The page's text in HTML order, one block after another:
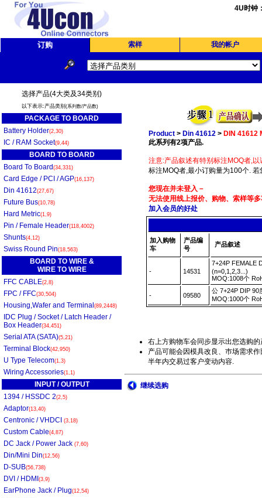
4U时钟
订购 索样 我的帐户
选择产品(4大类及34类别)
以下表示:产品类别 (系列数/产品数)
PACKAGE TO BOARD
Battery Holder(2,30)
IC / RAM Socket(9,44)
BOARD TO BOARD
Board To Board (34,331)
Card Edge / PCI / AGP(16,137)
Din 41612(27,67)
Future Bus(10,78)
Hard Metric(1,9)
Pin / Female Header(118,4002)
Shunts(4,12)
Swiss Round Pin(18,563)
BOARD TO WIRE &
WIRE TO WIRE
FFC CABLE(2,8)
FPC / FFC(30,504)
Housing,Wafer and Terminal (89,2448)
IDC Plug / Socket / Latch Header /
Box Header(34,451)
Serial ATA (SATA)(5,21)
Terminal Block(42,950)
U Type Telecom(1,3)
Wiring Accessories(1,1)
INPUT / OUTPUT
1394 / HSSDC 2(2,5)
Adaptor(13,40)
Centronic / VHDCI (3,18)
Custom Cable(4,87)
DC Jack / Power Jack (7,60)
Din/Mini Din(12,56)
D-SUB(56,738)
DVI / HDMI (3,9)
EarPhone Jack / Plug(12,54)
Product > Din 41612 > DIN 41612
此系列有2项产品.
注意:产品叙述有特别标注MOQ者,
标注MOQ者,最小订购量为100个.
您现在并未登入－
无法使用线上报价、购物、索样等
加入会员的好处
加入购物
车
产品编
号
产品叙述
- 14531
7+24P FEMALE
(n=0,1,2,3...)
MOQ:1008个
- 09580
公 7+24P DIP 90
MOQ:1000个
右上方购物车会同步显示出您选购的
产品可能会因模具改良、巿场需求
半年内交易过客户变动内容.
继续选购